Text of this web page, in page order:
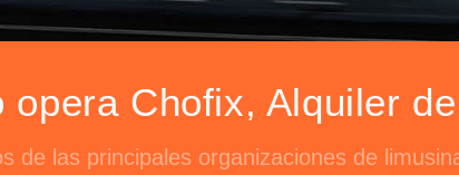
opera Chofix, Alquiler
de las principales organizaciones de